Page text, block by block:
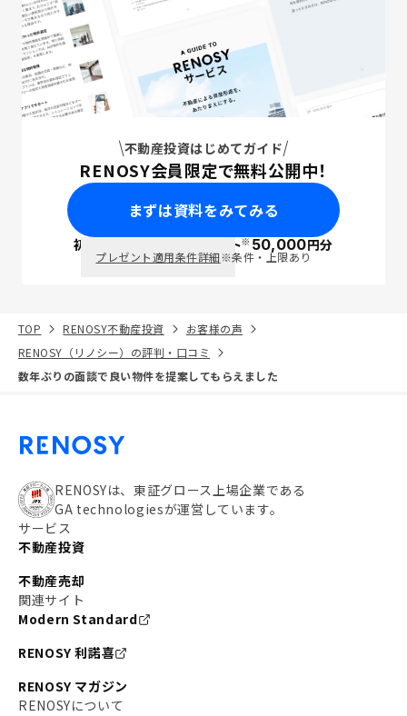
不動産投資はじめてガイド
RENOSY会員限定で無料公開中！
まずは資料をみてみる
初回面談で ポイント※50,000円分
プレゼント適用条件詳細※条件・上限あり
TOP RENOSY不動産投資
お客様の声
RENOSY（リノシー）の評判・口コミ
数年ぶりの面談で良い物件を提案してもらえました
RENOSYは、東証グロース上場企業である
GA technologiesが運営しています。
サービス
不動産投資
不動産売却
関連サイト
Modern Standard
RENOSY 利諾喜
RENOSY マガジン
RENOSYについて